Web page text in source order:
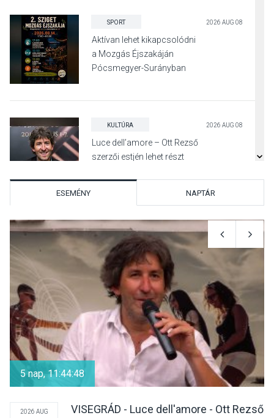
SPORT 2026 AUG 08
Aktívan lehet kikapcsolódni
a Mozgás Éjszakáján
Pócsmegyer-Surányban
KULTÚRA 2026 AUG 08
Luce dell’amore – Ott Rezső
szerzői estjén lehet részt
KÖZÉLET
Felhívás a gyermekek
fokozott védelmére a nyári
hőségben
KULTÚRA 2026 AUG 07
Reneszánsz dallamok
csendülnek fel a visegrádi
Királyi Palota
ESEMÉNY NAPTÁR
5 nap, 11:44:48
2026 AUG
VISEGRÁD - Luce dell'amore - Ott Rezső